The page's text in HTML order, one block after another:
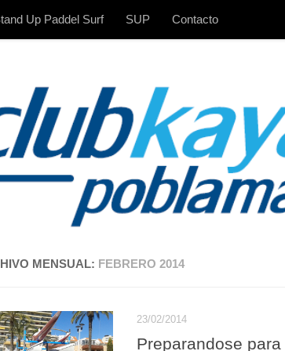
Up Paddel Surf SUP Contacto
MENSUAL: FEBRERO 2014
23/02/2014
Preparandose